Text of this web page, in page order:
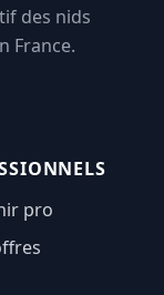
des nids
France.
pro